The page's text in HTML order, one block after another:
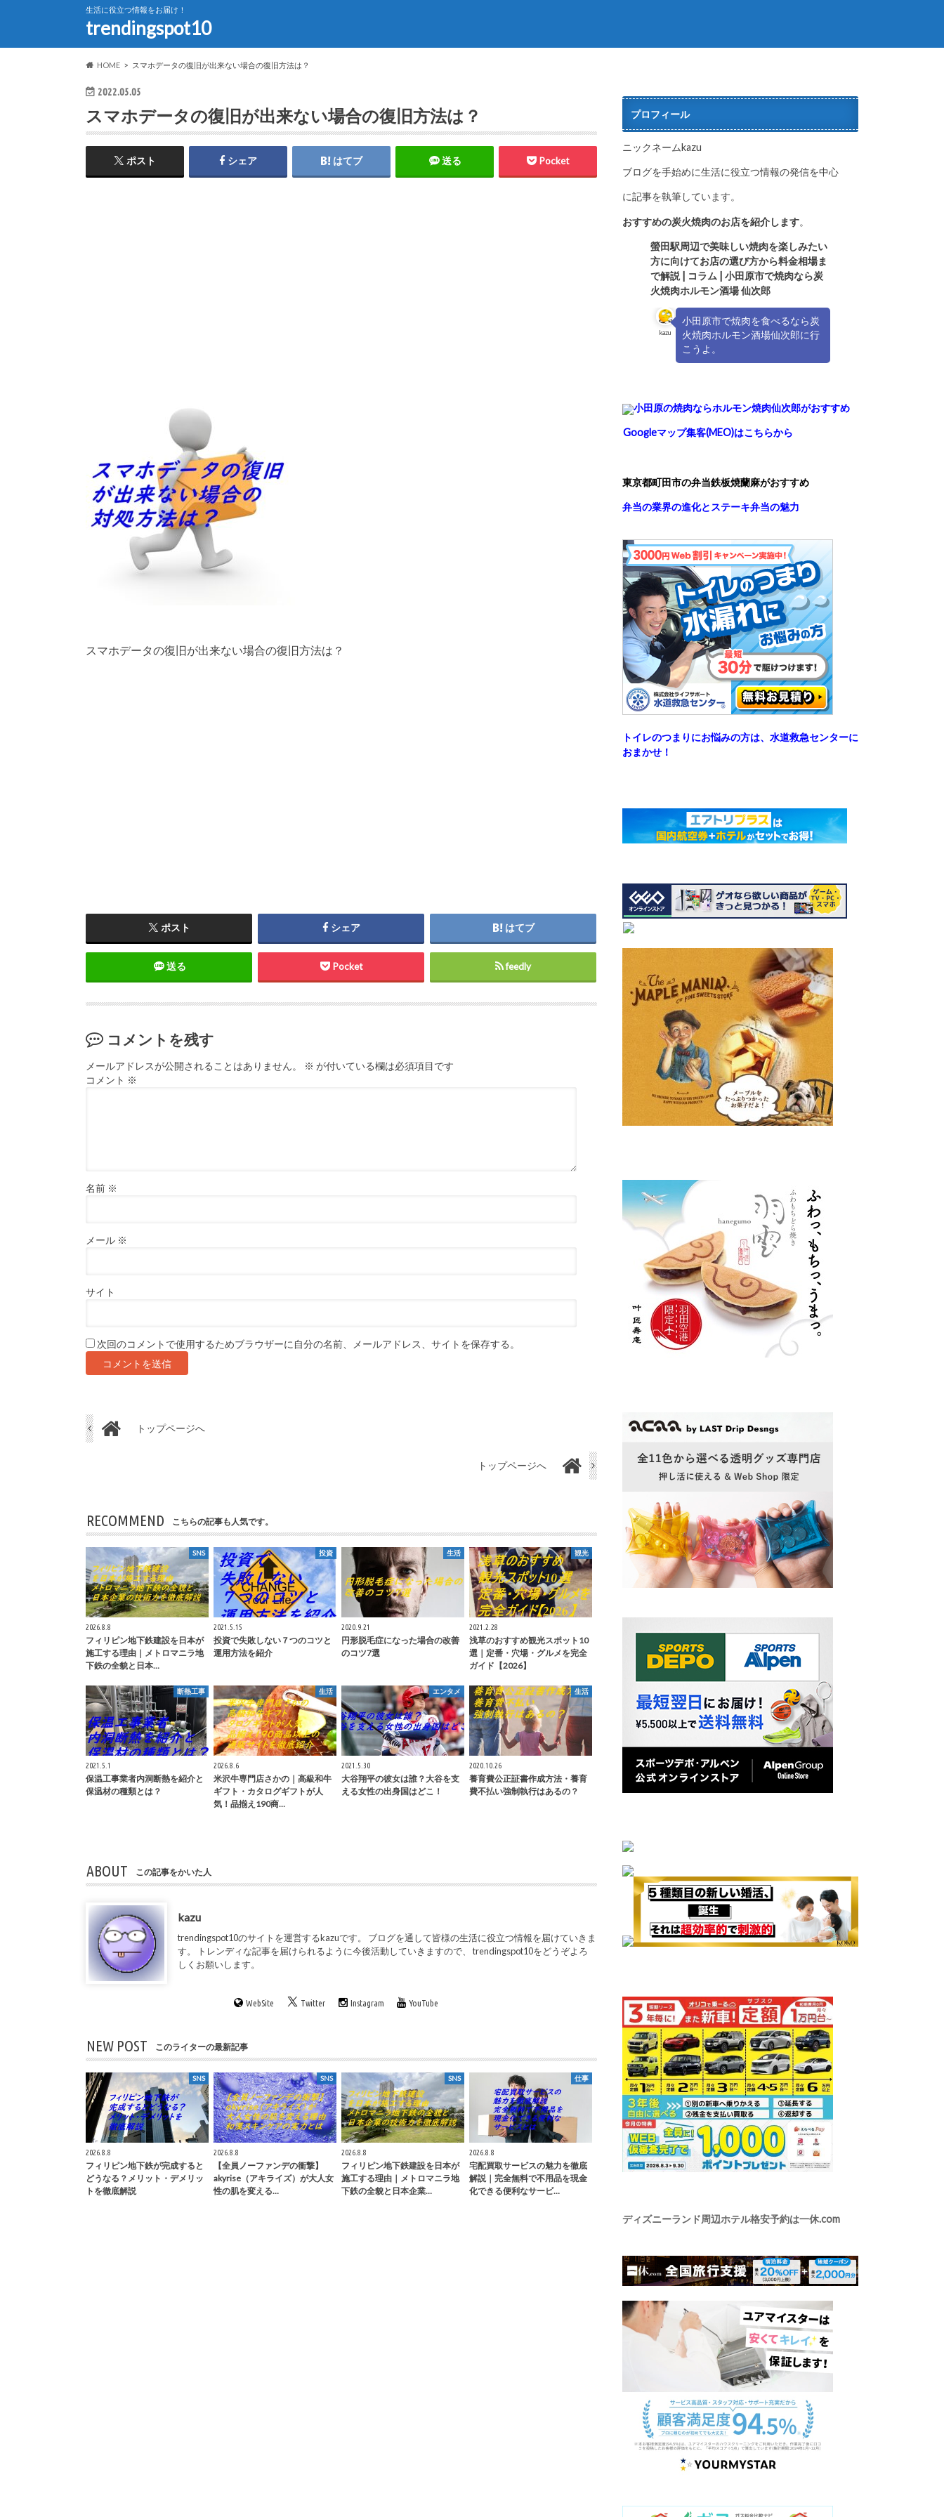
生活に役立つ情報をお届け！
trendingspot10
HOME スマホデータの復旧が出来ない場合の復旧方法は？
2022.05.05
スマホデータの復旧が出来ない場合の復旧方法は？
ポスト シェア はてブ 送る Pocket
スマホデータの復旧が出来ない場合の復旧方法は？
ポスト シェア はてブ
送る Pocket feedly
コメントを残す
メールアドレスが公開されることはありません。 ※ が付いている欄は必須項目です
コメント ※
名前 ※
メール ※
サイト
次回のコメントで使用するためブラウザーに自分の名前、メールアドレス、サイトを保存する。
トップページへ
トップページへ
RECOMMEND こちらの記事も人気です。
SNS
2026.8.8
フィリピン地下鉄建設を日本が
施工する理由｜メトロマニラ地
下鉄の全貌と日本…
投資
2021.5.15
投資で失敗しない７つのコツと
運用方法を紹介
生活
2020.9.21
円形脱毛症になった場合の改善
のコツ7選
観光
2021.2.28
浅草のおすすめ観光スポット10
選｜定番・穴場・グルメを完全
ガイド【2026】
断熱工事
2021.5.1
保温工事業者内洞断熱を紹介と
保温材の種類とは？
生活
2026.8.6
米沢牛専門店さかの｜高級和牛
ギフト・カタログギフトが人
気！品揃え190商…
エンタメ
2021.5.30
大谷翔平の彼女は誰？大谷を支
える女性の出身国はどこ！
生活
2020.10.26
養育費公正証書作成方法・養育
費不払い強制執行はあるの？
ABOUT この記事をかいた人
kazu
trendingspot10のサイトを運営するkazuです。 ブログを通して皆様の生活に役立つ情報を届けていきま
す。 トレンディな記事を届けられるように今後活動していきますので、 trendingspot10をどうぞよろ
しくお願いします。
WebSite Twitter Instagram YouTube
NEW POST このライターの最新記事
SNS
2026.8.8
フィリピン地下鉄が完成すると
どうなる？メリット・デメリッ
トを徹底解説
SNS
2026.8.8
【全員ノーファンデの衝撃】
akyrise（アキライズ）が大人女
性の肌を変える…
SNS
2026.8.8
フィリピン地下鉄建設を日本が
施工する理由｜メトロマニラ地
下鉄の全貌と日本企業…
仕事
2026.8.8
宅配買取サービスの魅力を徹底
解説｜完全無料で不用品を現金
化できる便利なサービ…
プロフィール
ニックネームkazu
ブログを手始めに生活に役立つ情報の発信を中心
に記事を執筆しています。
おすすめの炭火焼肉のお店を紹介します。
螢田駅周辺で美味しい焼肉を楽しみたい
方に向けてお店の選び方から料金相場ま
で解説 | コラム | 小田原市で焼肉なら炭
火焼肉ホルモン酒場 仙次郎
kazu
小田原市で焼肉を食べるなら炭
火焼肉ホルモン酒場仙次郎に行
こうよ。
小田原の焼肉ならホルモン焼肉仙次郎がおすすめ
Googleマップ集客(MEO)はこちらから
東京都町田市の弁当鉄板焼蘭麻がおすすめ
弁当の業界の進化とステーキ弁当の魅力
トイレのつまりにお悩みの方は、水道救急センターに
おまかせ！
ディズニーランド周辺ホテル格安予約は一休.com